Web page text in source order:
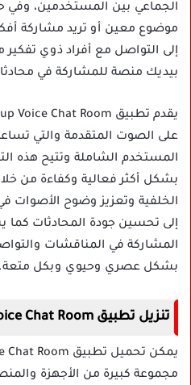
الجماعي بين المستخدمين، وفي
موضوع معين أو تريد مشاركة
إلى التواصل مع أفراد ذوي
بيديك منصة للمشاركة في
على الصوت المتقدمة والتي
المستخدم الشاملة وتتيح هذه
بشكل أكثر فعالية وكفاءة من
الخلفية وتعزيز وضوح الأصوات
إلى تحسين جودة المحادثات
المشاركة في المناقشات
بشكل عصري وحيوي وبكل متعة.
تنزيل تطبيق StarChat Group Voice Chat Room
مجموعة كبيرة من الأجهزة